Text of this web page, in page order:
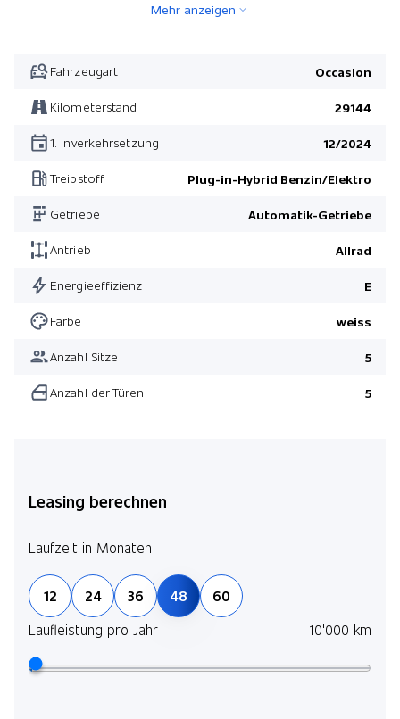
Free Service 4 Jahre/ 100'000 km
Meridian Surround Sound System
Pack Winter
Ambientebeleuchtung mehrfarbig
Leichtmetallfelgen 20" 5-Doppelspeichen
12 V Steckdose 2x
Panoramadach
Nebelscheinwerfer
Pack Vision
Mehr anzeigen
Fahrzeugart Occasion
Kilometerstand 29144
1. Inverkehrsetzung 12/2024
Treibstoff Plug-in-Hybrid Benzin/Elektro
Getriebe Automatik-Getriebe
Antrieb Allrad
Energieeffizienz E
Farbe weiss
Anzahl Sitze 5
Anzahl der Türen 5
Leasing berechnen
Laufzeit in Monaten
12 24 36 48
60
Laufleistung pro Jahr
10'000 km